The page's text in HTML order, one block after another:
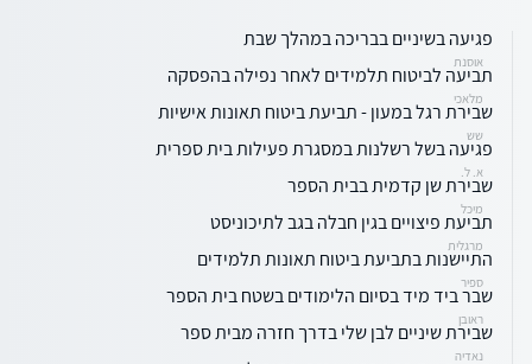
פגיעה בשיניים בבריכה במהלך שבת
אוסנת
תביעה לביטוח תלמידים לאחר נפילה בהפסקה
מלאכי
שבירת רגל במעון - תביעת ביטוח תאונות אישיות
שש
פגיעה בשל רשלנות במסגרת פעילות בית ספרית
א. ל.
שבירת שן קדמית בבית הספר
מיכל
תביעת פיצויים בגין חבלה בגב לתיכוניסט
מרגלית
התיישנות בתביעת ביטוח תאונות תלמידים
ספיר
שבר ביד מיד בסיום הלימודים בשטח בית הספר
ראובן
שבירת שיניים לבן שלי בדרך חזרה מבית ספר
נאדיה